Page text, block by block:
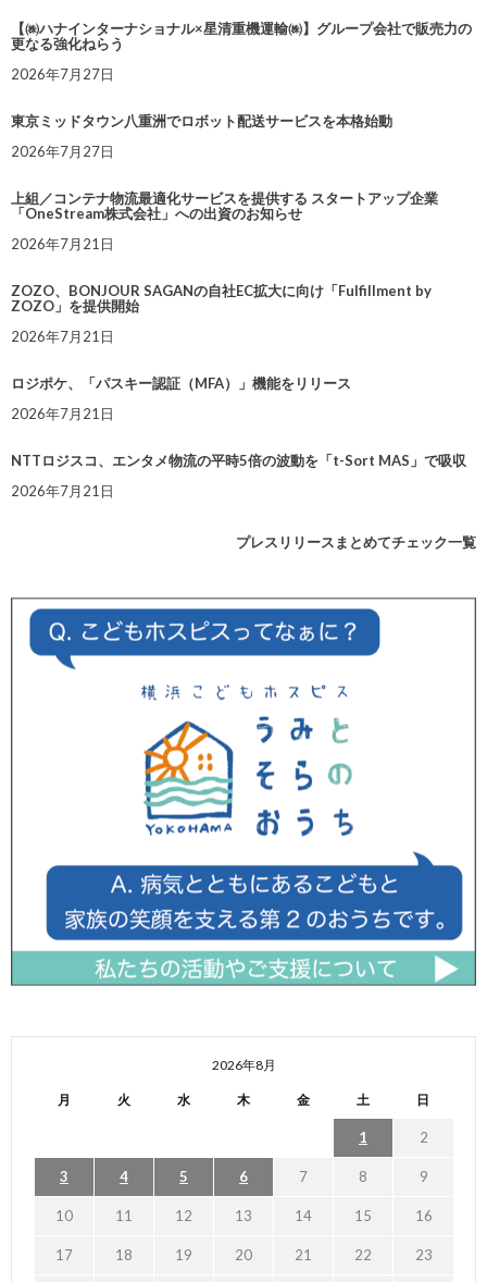
【㈱ハナインターナショナル×星清重機運輸㈱】グループ会社で販売力の
更なる強化ねらう
2026年7月27日
東京ミッドタウン八重洲でロボット配送サービスを本格始動
2026年7月27日
上組／コンテナ物流最適化サービスを提供する スタートアップ企業
「OneStream株式会社」への出資のお知らせ
2026年7月21日
ZOZO、BONJOUR SAGANの自社EC拡大に向け「Fulfillment by
ZOZO」を提供開始
2026年7月21日
ロジポケ、「パスキー認証（MFA）」機能をリリース
2026年7月21日
NTTロジスコ、エンタメ物流の平時5倍の波動を「t-Sort MAS」で吸収
2026年7月21日
プレスリリースまとめてチェック一覧
2026年8月
月 火 水 木 金 土 日
1 2
3 4 5 6 7 8 9
10 11 12 13 14 15 16
17 18 19 20 21 22 23